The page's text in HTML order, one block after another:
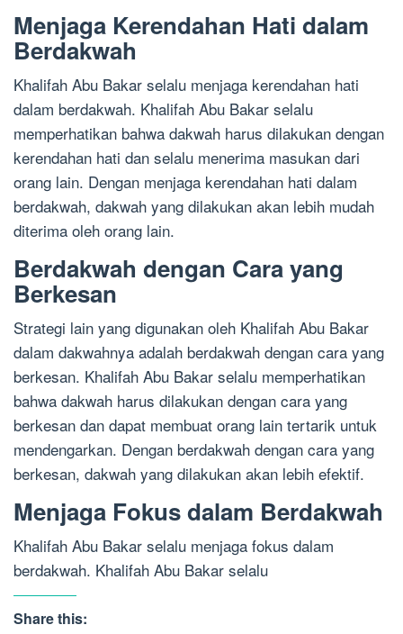
Menjaga Kerendahan Hati dalam
Berdakwah
Khalifah Abu Bakar selalu menjaga kerendahan hati
dalam berdakwah. Khalifah Abu Bakar selalu
memperhatikan bahwa dakwah harus dilakukan dengan
kerendahan hati dan selalu menerima masukan dari
orang lain. Dengan menjaga kerendahan hati dalam
berdakwah, dakwah yang dilakukan akan lebih mudah
diterima oleh orang lain.
Berdakwah dengan Cara yang
Berkesan
Strategi lain yang digunakan oleh Khalifah Abu Bakar
dalam dakwahnya adalah berdakwah dengan cara yang
berkesan. Khalifah Abu Bakar selalu memperhatikan
bahwa dakwah harus dilakukan dengan cara yang
berkesan dan dapat membuat orang lain tertarik untuk
mendengarkan. Dengan berdakwah dengan cara yang
berkesan, dakwah yang dilakukan akan lebih efektif.
Menjaga Fokus dalam Berdakwah
Khalifah Abu Bakar selalu menjaga fokus dalam
berdakwah. Khalifah Abu Bakar selalu
Share this: